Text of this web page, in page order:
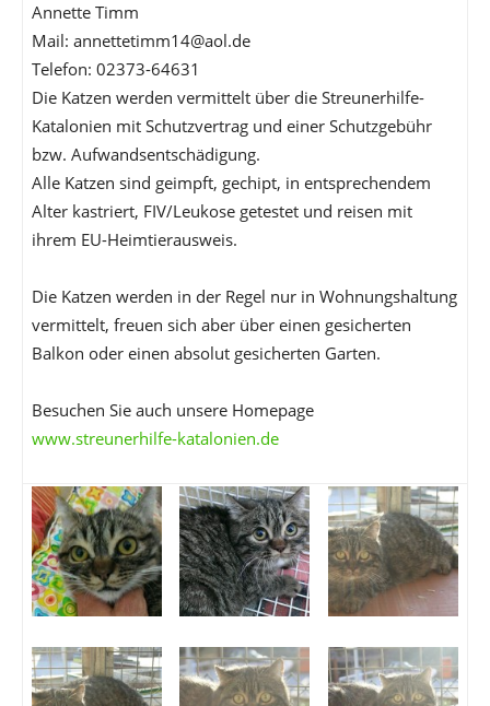
Annette Timm
Mail: annettetimm14@aol.de
Telefon: 02373-64631
Die Katzen werden vermittelt über die Streunerhilfe-
Katalonien mit Schutzvertrag und einer Schutzgebühr
bzw. Aufwandsentschädigung.
Alle Katzen sind geimpft, gechipt, in entsprechendem
Alter kastriert, FIV/Leukose getestet und reisen mit
ihrem EU-Heimtierausweis.
Die Katzen werden in der Regel nur in Wohnungshaltung
vermittelt, freuen sich aber über einen gesicherten
Balkon oder einen absolut gesicherten Garten.
Besuchen Sie auch unsere Homepage
www.streunerhilfe-katalonien.de